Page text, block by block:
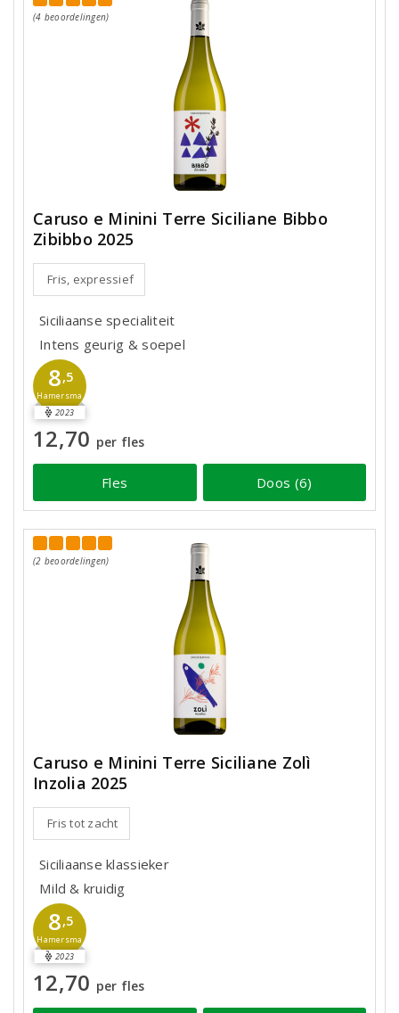
(4 beoordelingen)
Caruso e Minini Terre Siciliane Bibbo
Zibibbo 2025
Fris, expressief
Siciliaanse specialiteit
Intens geurig & soepel
8,5
Hamersma
2023
12,70 per fles
Fles Doos (6)
(2 beoordelingen)
Caruso e Minini Terre Siciliane Zolì
Inzolia 2025
Fris tot zacht
Siciliaanse klassieker
Mild & kruidig
8,5
Hamersma
2023
12,70 per fles